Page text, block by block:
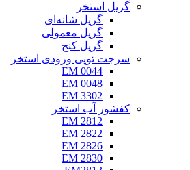
گریل استخر
گریل شانه‌ای
گریل معمولی
گریل کنج
سرجت توپی ورودی استخر
EM 0044
EM 0048
EM 3302
کفشور آب استخر
EM 2812
EM 2822
EM 2826
EM 2830